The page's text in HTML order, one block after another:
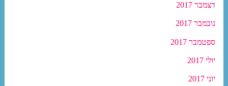
דצמבר 2017
נובמבר 2017
ספטמבר 2017
יולי 2017
יוני 2017